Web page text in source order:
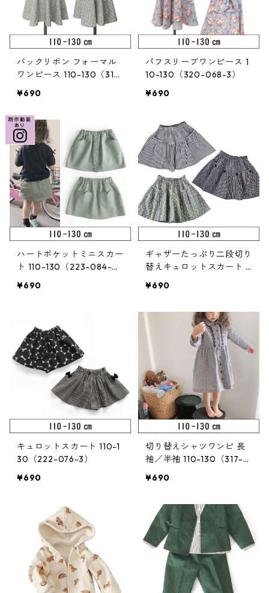
バックリボン フォーマル
ワンピース 110-130（318
¥690
パフスリーブワンピース 1
10-130（320-068-3）
¥690
ハートポケットミニスカー
ト 110-130（223-084-
¥690
ギャザーたっぷり二段切り
替えキュロットスカート 1
¥690
キュロットスカート 110-1
30（222-076-3）
¥690
切り替えシャツワンピ 長
袖／半袖 110-130（317-0
¥690